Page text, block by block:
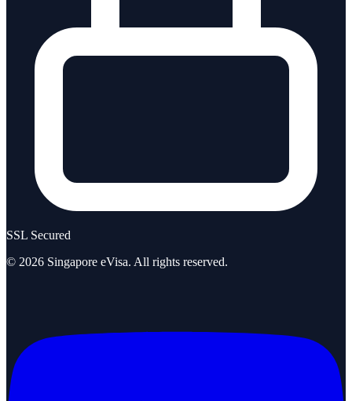
SSL Secured
© 2026 Singapore eVisa. All rights reserved.